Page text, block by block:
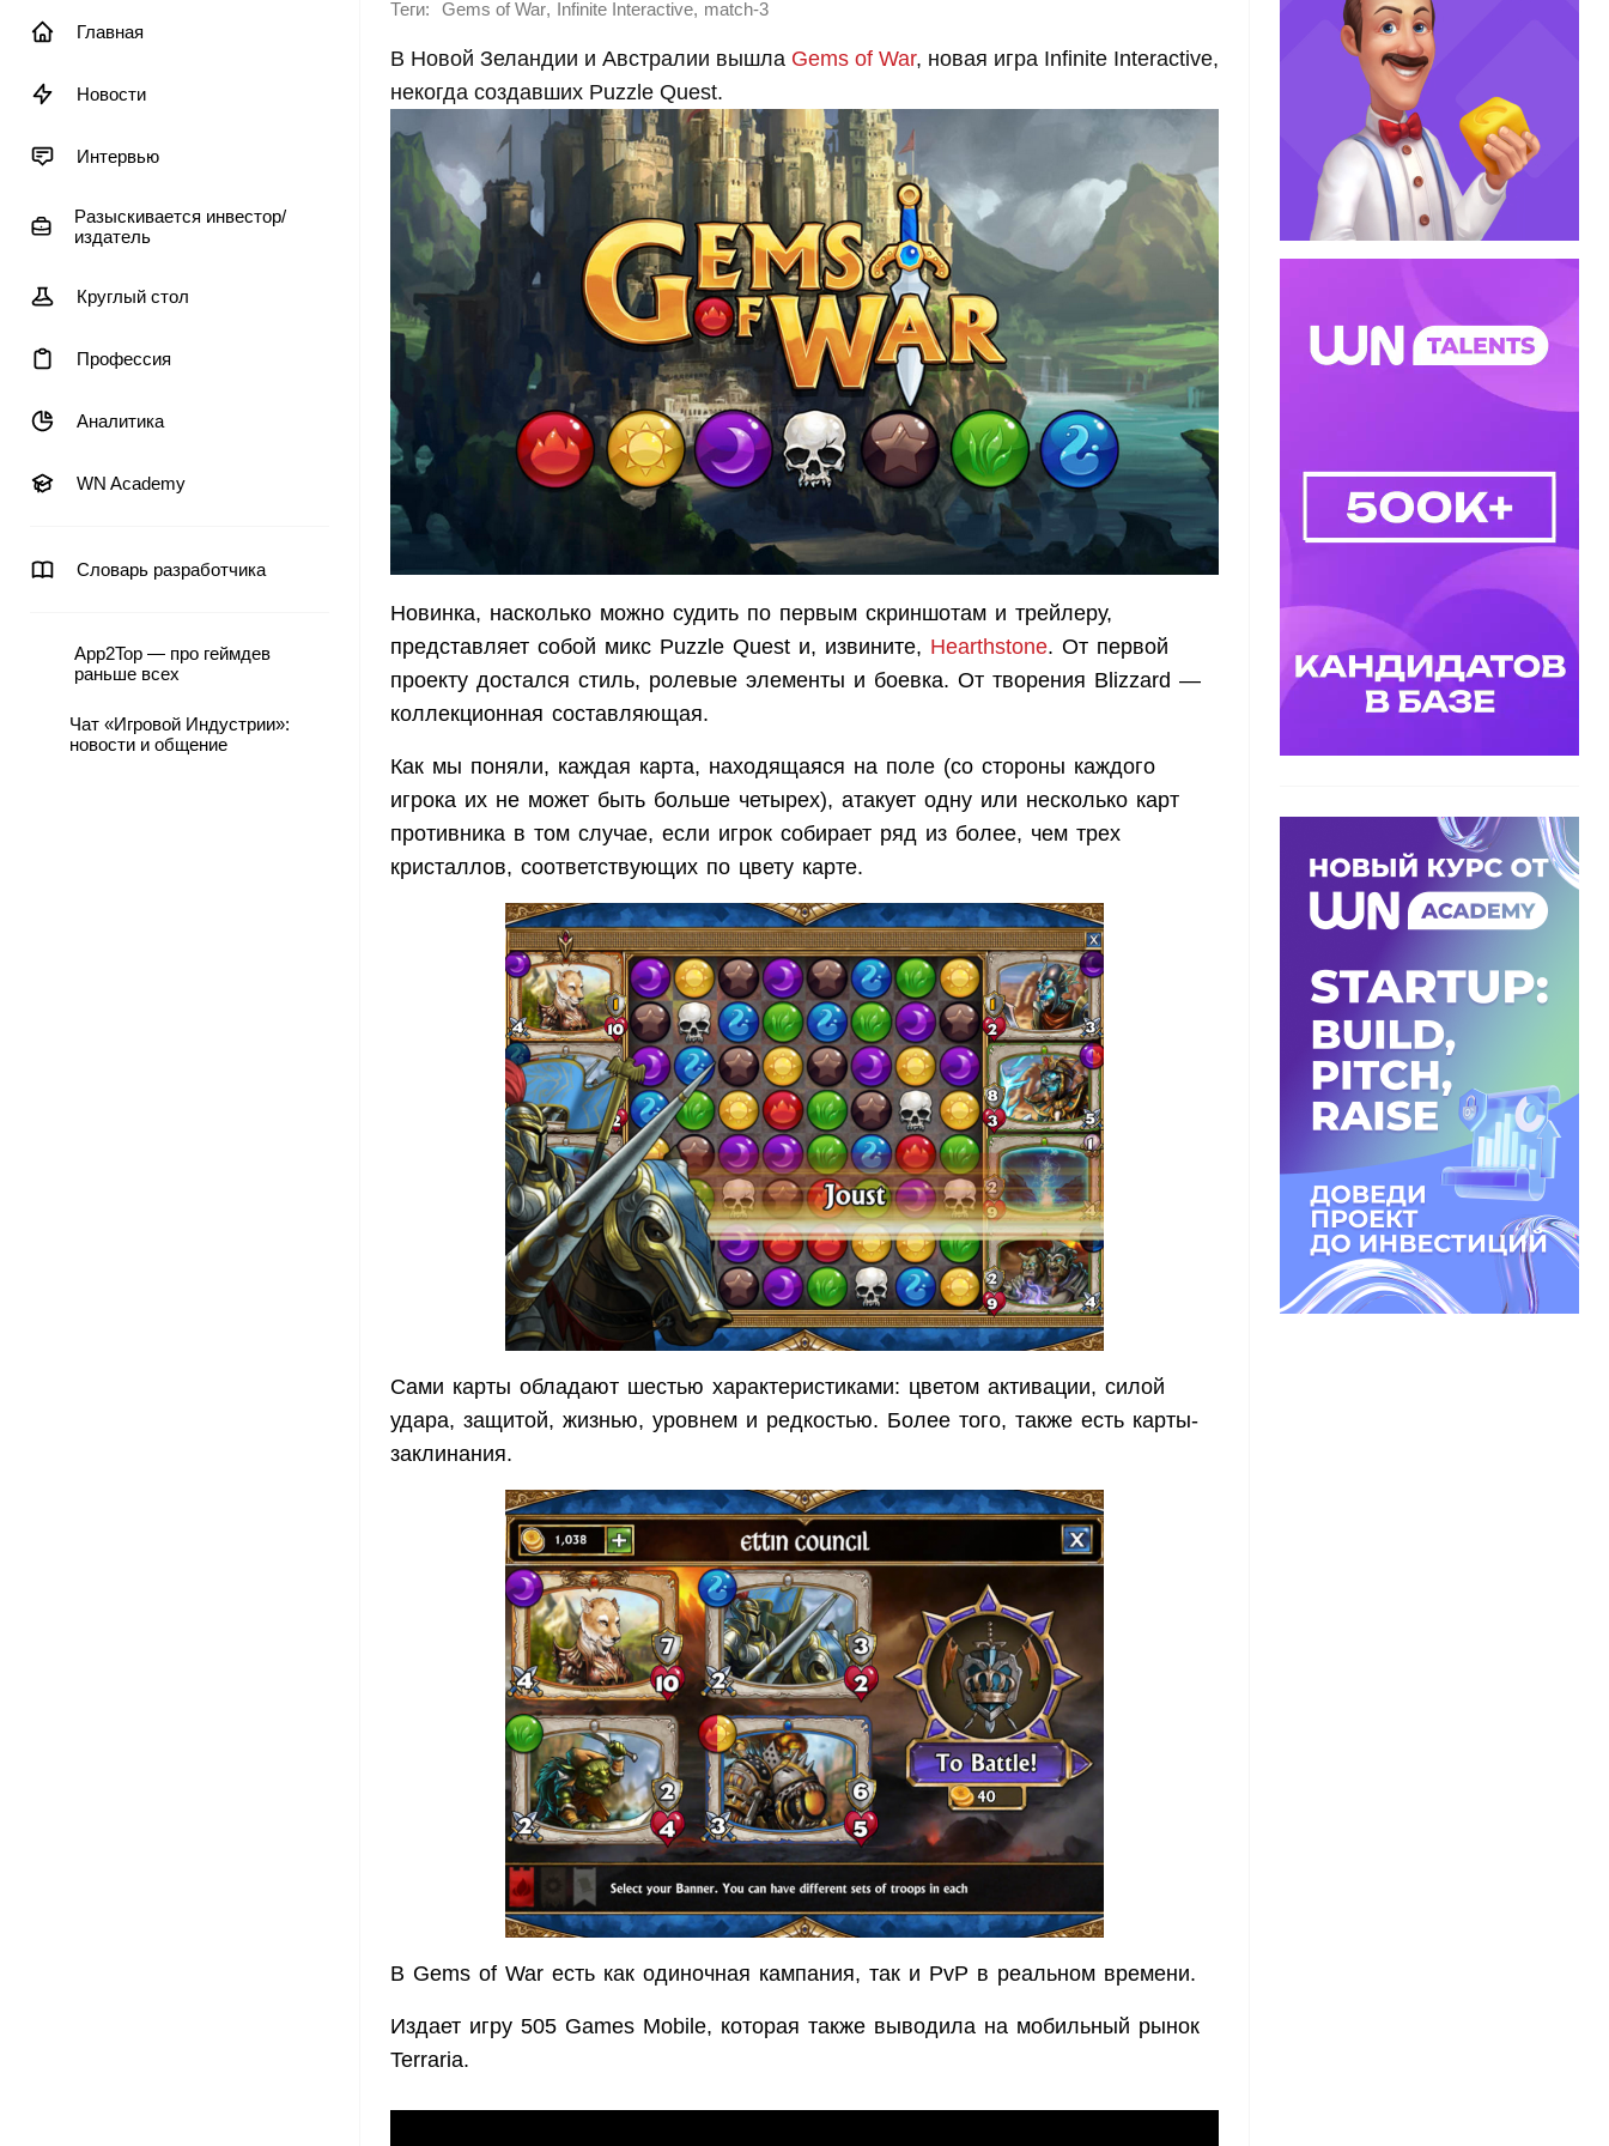
Главная
Новости
Интервью
Разыскивается инвестор/
издатель
Круглый стол
Профессия
Аналитика
WN Academy
Словарь разработчика
App2Top — про геймдев
раньше всех
Чат «Игровой Индустрии»:
новости и общение
Теги: Gems of War, Infinite Interactive, match-3
В Новой Зеландии и Австралии вышла Gems of War, новая игра Infinite Interactive,
некогда создавших Puzzle Quest.
Новинка, насколько можно судить по первым скриншотам и трейлеру,
представляет собой микс Puzzle Quest и, извините, Hearthstone. От первой
проекту достался стиль, ролевые элементы и боевка. От творения Blizzard —
коллекционная составляющая.
Как мы поняли, каждая карта, находящаяся на поле (со стороны каждого
игрока их не может быть больше четырех), атакует одну или несколько карт
противника в том случае, если игрок собирает ряд из более, чем трех
кристаллов, соответствующих по цвету карте.
Сами карты обладают шестью характеристиками: цветом активации, силой
удара, защитой, жизнью, уровнем и редкостью. Более того, также есть карты-
заклинания.
В Gems of War есть как одиночная кампания, так и PvP в реальном времени.
Издает игру 505 Games Mobile, которая также выводила на мобильный рынок
Terraria.